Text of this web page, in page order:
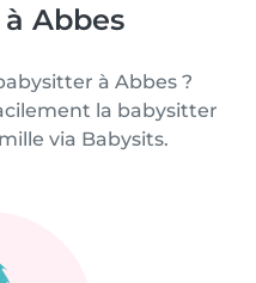
Abbes
à Abbes ?
la babysitter
via Babysits.